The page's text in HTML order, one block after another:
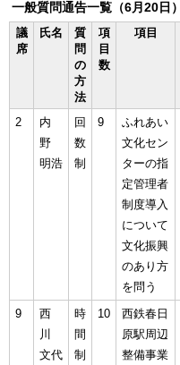
一般質問通告一覧（6月20日）
議
席
氏名
質
問
の
方
法
項
目
数
項目
2
内
野
明浩
回
数
制
9
ふれあい
文化セン
ターの指
定管理者
制度導入
について
文化振興
のあり方
を問う
9
西
川
文代
時
間
制
10
西鉄春日
原駅周辺
整備事業